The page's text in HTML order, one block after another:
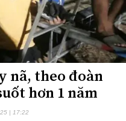
nã, theo đoàn
hơn 1 năm
| 17:22